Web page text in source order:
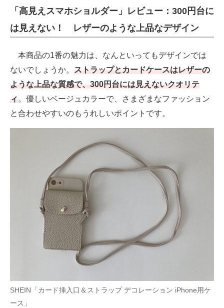
「高見えスマホショルダー」レビュー：300円台に
は見えない！ レザーのような上品なデザイン
本商品の1番の魅力は、なんといってもデザインでは
ないでしょうか。 ストラップとカードケースはレザーの
ような上品な質感で、300円台には見えないクオリテ
ィ。優しいベージュカラーで、さまざまなファッション
と合わせやすいのもうれしいポイントです。
SHEIN「カード挿入口＆ストラップ デコレーション iPhone用ケ
ース」